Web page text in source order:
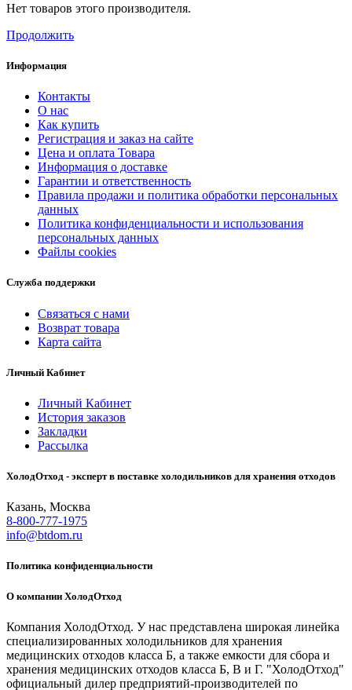
Нет товаров этого производителя.
Продолжить
Информация
Контакты
О нас
Как купить
Регистрация и заказ на сайте
Цена и оплата Товара
Информация о доставке
Гарантии и ответственность
Правила продажи и политика обработки персональных
данных
Политика конфиденциальности и использования
персональных данных
Файлы cookies
Служба поддержки
Связаться с нами
Возврат товара
Карта сайта
Личный Кабинет
Личный Кабинет
История заказов
Закладки
Рассылка
ХолодОтход - эксперт в поставке холодильников для хранения отходов
Казань, Москва
8-800-777-1975
info@btdom.ru
Политика конфиденциальности
О компании ХолодОтход
Компания ХолодОтход. У нас представлена широкая линейка
специализированных холодильников для хранения
медицинских отходов класса Б, а также емкости для сбора и
хранения медицинских отходов класса Б, В и Г. "ХолодОтход"
официальный дилер предприятий-производителей по